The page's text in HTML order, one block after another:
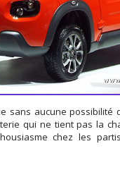
sans aucune possibilité
qui ne tient pas la
chez les